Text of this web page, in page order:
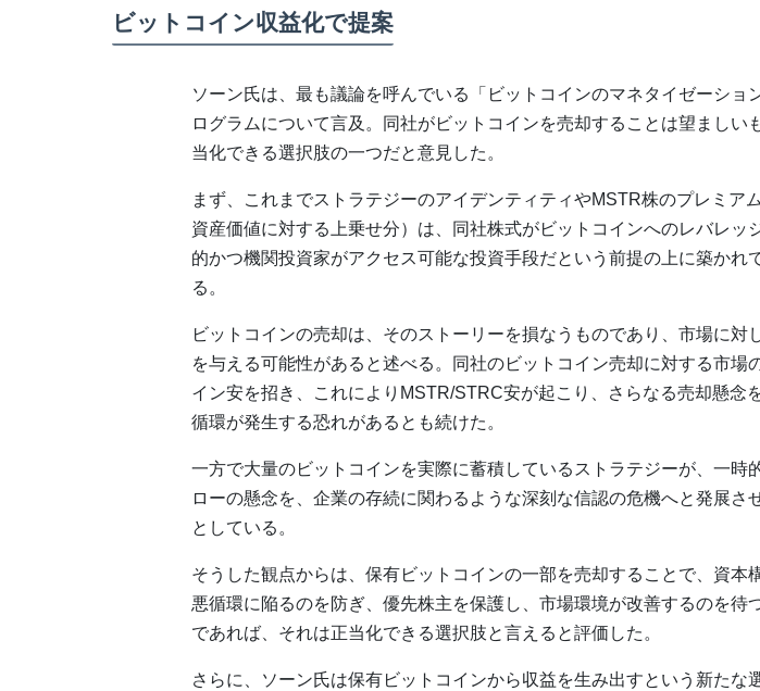
ビットコイン収益化で提案
ソーン氏は、最も議論を呼んでいる「ビットコインのマネタイゼーショ
ログラムについて言及。同社がビットコインを売却することは望ましい
当化できる選択肢の一つだと意見した。
まず、これまでストラテジーのアイデンティティやMSTR株のプレミア
資産価値に対する上乗せ分）は、同社株式がビットコインへのレバレッ
的かつ機関投資家がアクセス可能な投資手段だという前提の上に築かれ
る。
ビットコインの売却は、そのストーリーを損なうものであり、市場に対
を与える可能性があると述べる。同社のビットコイン売却に対する市場
イン安を招き、これによりMSTR/STRC安が起こり、さらなる売却懸念
循環が発生する恐れがあるとも続けた。
一方で大量のビットコインを実際に蓄積しているストラテジーが、一時
ローの懸念を、企業の存続に関わるような深刻な信認の危機へと発展さ
としている。
そうした観点からは、保有ビットコインの一部を売却することで、資本
悪循環に陥るのを防ぎ、優先株主を保護し、市場環境が改善するのを待
であれば、それは正当化できる選択肢と言えると評価した。
さらに、ソーン氏は保有ビットコインから収益を生み出すという新たな